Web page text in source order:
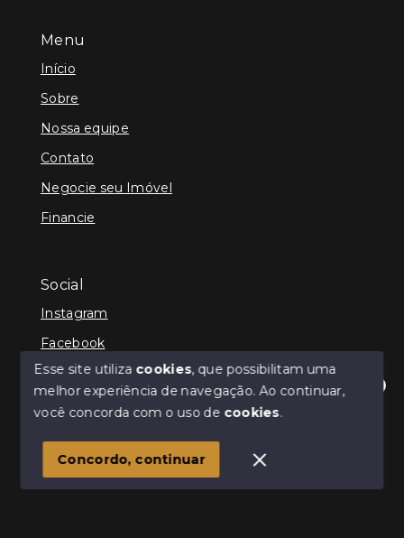
Olá! Estamos disponíveis para te ajudar.
Menu
Início
Sobre
Nossa equipe
Contato
Negocie seu Imóvel
Financie
Social
Instagram
Facebook
© Copyright 2026 - Kenner Caixeta - Corretor de
SITE PARA IMOBILIARIA
Esse site utiliza cookies, que possibilitam uma
melhor experiência de navegação.Ao continuar,
você concorda com o uso de cookies.
Concordo, continuar